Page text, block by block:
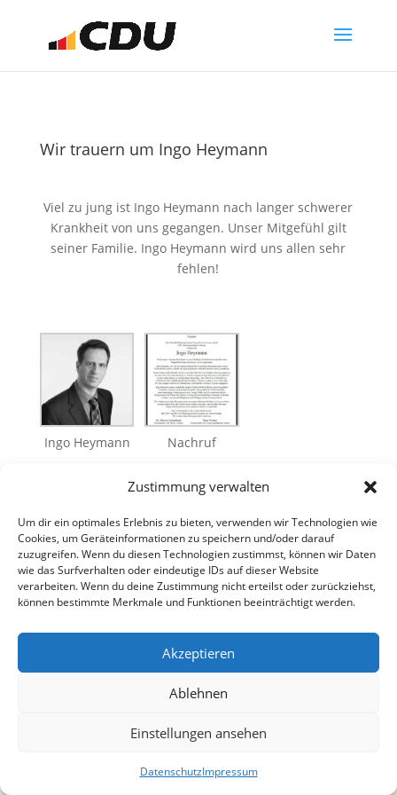
Zustimmung verwalten
Um dir ein optimales Erlebnis zu bieten, verwenden wir Technologien wie
Cookies, um Geräteinformationen zu speichern und/oder darauf
zuzugreifen. Wenn du diesen Technologien zustimmst, können wir Daten
wie das Surfverhalten oder eindeutige IDs auf dieser Website
verarbeiten. Wenn du deine Zustimmung nicht erteilst oder zurückziehst,
können bestimmte Merkmale und Funktionen beeinträchtigt werden.
Akzeptieren
Ablehnen
Einstellungen ansehen
DatenschutzImpressum
Wir trauern um Ingo Heymann
Viel zu jung ist Ingo Heymann nach langer schwerer
Krankheit von uns gegangen. Unser Mitgefühl gilt
seiner Familie. Ingo Heymann wird uns allen sehr
fehlen!
Ingo Heymann Nachruf